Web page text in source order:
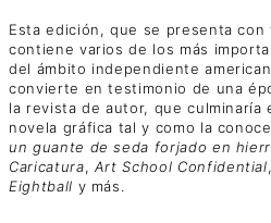
Esta edición, que se presenta
contiene varios de los más
del ámbito independiente
convierte en testimonio de una
la revista de autor, que culminaría
novela gráfica tal y como la
un guante de seda forjado en
Caricatura, Art School Confidential,
Eightball y más.